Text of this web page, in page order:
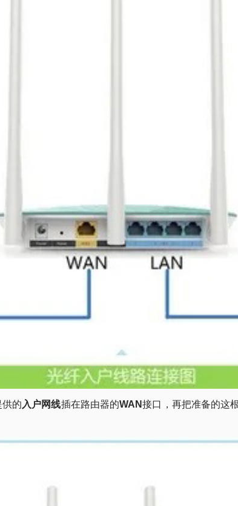
的 入户网线插在路由器的WAN接口，再把准备的这